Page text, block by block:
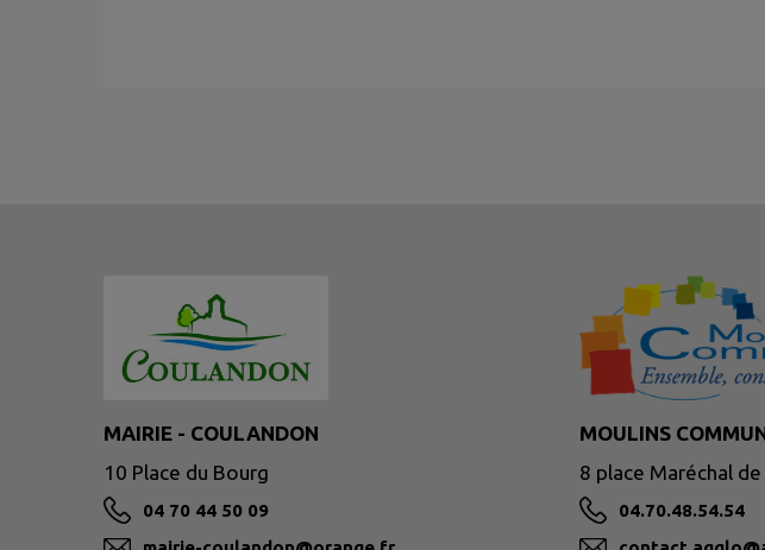
MAIRIE - COULANDON
10 Place du Bourg
04 70 44 50 09
MOULINS
8 place Maréchal
04.70.48.54.54